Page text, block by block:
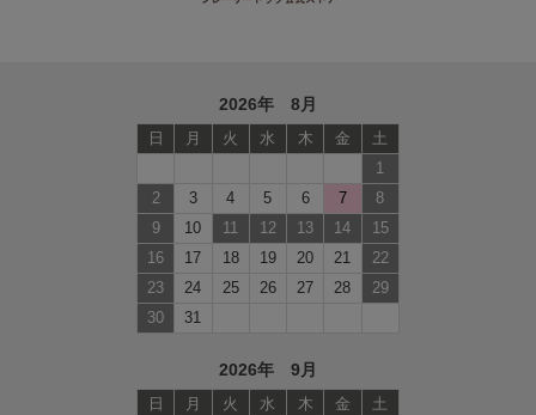
2026年 8月
日 月 火 水 木 金
土
1
2
3 4 5 6 7
8
9
10 11 12 13 14
15
16
17 18 19 20 21
22
23
24 25 26 27 28
29
30
31
2026年 9月
日 月 火 水 木 金
土